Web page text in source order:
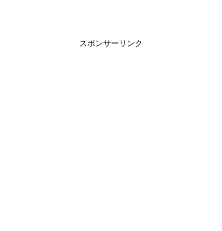
スポンサーリンク